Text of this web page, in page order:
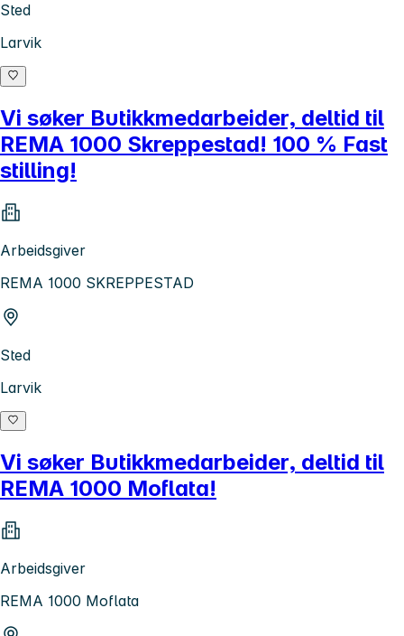
Sted
Larvik
Vi søker Butikkmedarbeider, deltid til
REMA 1000 Skreppestad! 100 % Fast
stilling!
Arbeidsgiver
REMA 1000 SKREPPESTAD
Sted
Larvik
Vi søker Butikkmedarbeider, deltid til
REMA 1000 Moflata!
Arbeidsgiver
REMA 1000 Moflata